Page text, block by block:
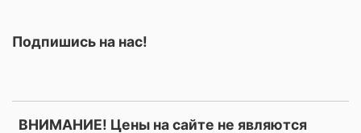
ВНИМАНИЕ! Цены на сайте не являются
Подпишись на нас!